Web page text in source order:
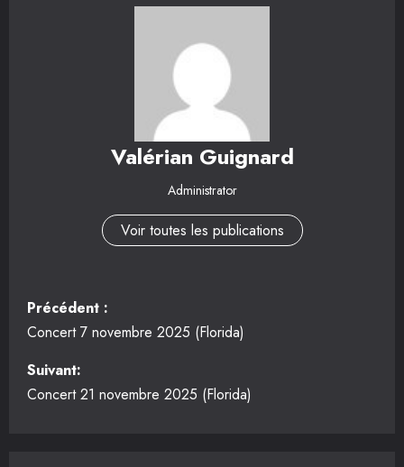
Valérian Guignard
Administrator
Voir toutes les publications
N
a
v
i
Précédent :
Concert 7 novembre 2025 (Florida)
Suivant:
Concert 21 novembre 2025 (Florida)